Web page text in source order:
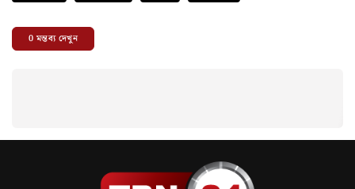
0মন্তব্য দেখুন